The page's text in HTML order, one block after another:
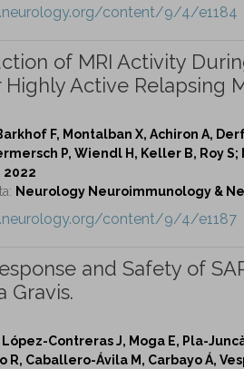
content/9/4/e1184
of MRI Activity
Active Relapsing
F, Montalban X, Achiron A,
P, Wiendl H, Keller B, Roy S;
2022
Neurology Neuroimmunology &
content/9/4/e1187
and Safety of
Gravis.
Contreras J, Moga E, Pla-
R, Caballero-Ávila M, Carbayo Á,